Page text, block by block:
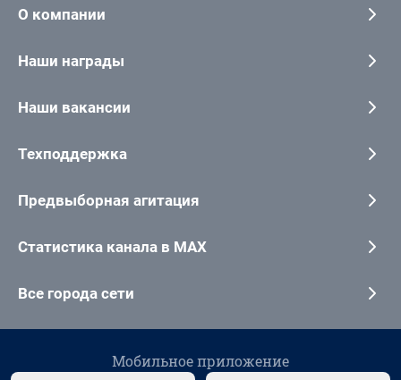
О компании
Наши награды
Наши вакансии
Техподдержка
Предвыборная агитация
Статистика канала в MAX
Все города сети
Мобильное приложение